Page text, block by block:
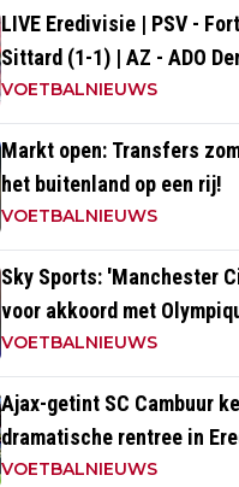
LIVE Eredivisie | PSV - Fortuna
Sittard (1-1) | AZ - ADO
0)
VOETBALNIEUWS
Markt open: Transfers
het buitenland op een rij!
VOETBALNIEUWS
Sky Sports: 'Manchester
voor akkoord met
Marseille; Rulli voor twee
naar Engeland'
VOETBALNIEUWS
Ajax-getint SC Cambuur
dramatische rentree in
krijgt pak slaag in eigen
VOETBALNIEUWS